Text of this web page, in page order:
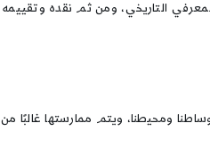
التاريخي، ومن ثم نقده
ومحيطنا، ويتم ممارستها